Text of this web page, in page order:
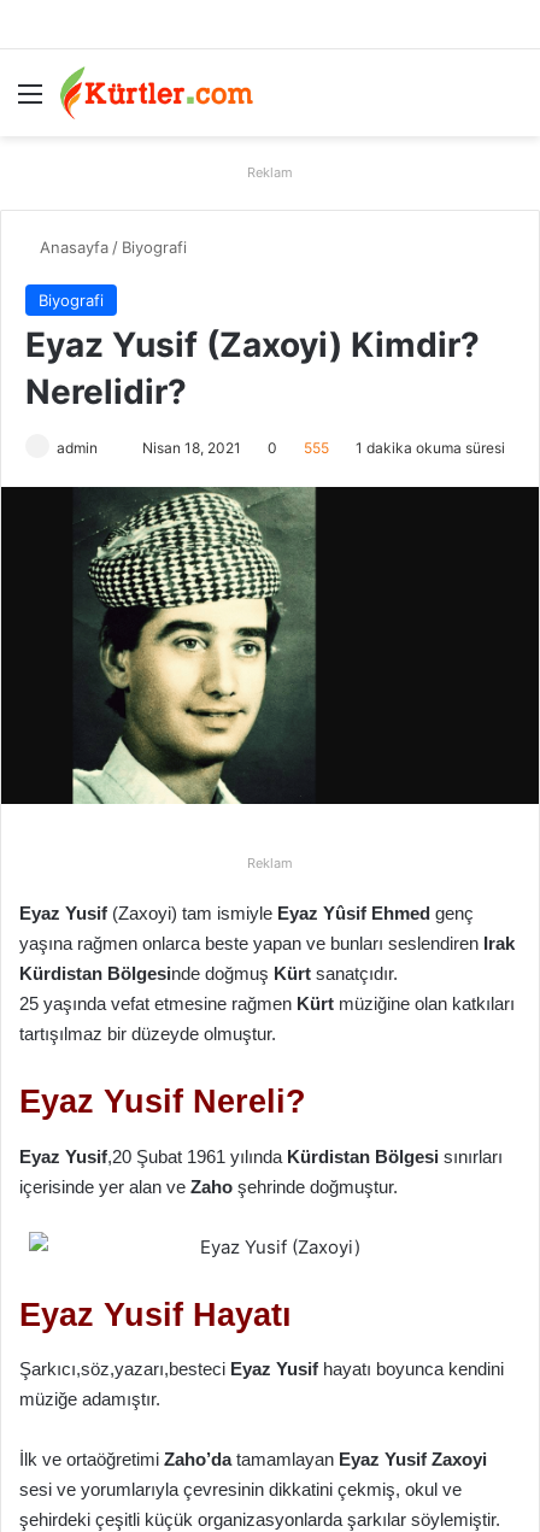
Menü
Reklam
Anasayfa / Biyografi
Biyografi
Eyaz Yusif (Zaxoyi) Kimdir?
Nerelidir?
admin
r
e
-
p
s
t
a
g
ö
m
e
k
Nisan 18, 2021 0 555 1 dakika okuma süresi
Reklam
Eyaz Yusif (Zaxoyi) tam ismiyle Eyaz Yûsif Ehmed genç
yaşına rağmen onlarca beste yapan ve bunları seslendiren Irak
Kürdistan Bölgesinde doğmuş Kürt sanatçıdır.
25 yaşında vefat etmesine rağmen Kürt müziğine olan katkıları
tartışılmaz bir düzeyde olmuştur.
Eyaz Yusif Nereli?
Eyaz Yusif,20 Şubat 1961 yılında Kürdistan Bölgesi sınırları
içerisinde yer alan ve Zaho şehrinde doğmuştur.
Eyaz Yusif Hayatı
Şarkıcı,söz,yazarı,besteci Eyaz Yusif hayatı boyunca kendini
müziğe adamıştır.
İlk ve ortaöğretimi Zaho’datamamlayan Eyaz Yusif Zaxoyi
sesi ve yorumlarıyla çevresinin dikkatini çekmiş, okul ve
şehirdeki çeşitli küçük organizasyonlarda şarkılar söylemiştir.